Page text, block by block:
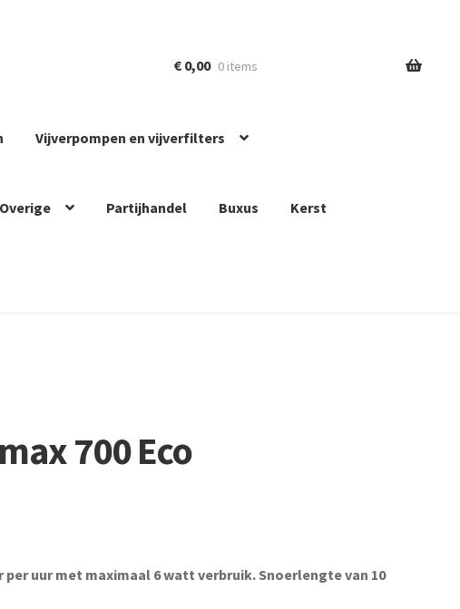
€ 0,00 0 items
Vijverpompen en vijverfilters
Overige Partijhandel Buxus Kerst
700 Eco
per uur met maximaal 6 watt verbruik. Snoerlengte van 10